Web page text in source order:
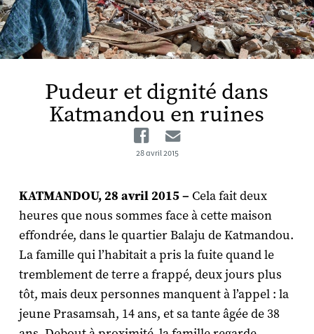
Pudeur et dignité dans
Katmandou en ruines
Facebook
28 avril 2015
KATMANDOU, 28 avril 2015 – Cela fait deux
heures que nous sommes face à cette maison
effondrée, dans le quartier Balaju de Katmandou.
La famille qui l’habitait a pris la fuite quand le
tremblement de terre a frappé, deux jours plus
tôt, mais deux personnes manquent à l’appel : la
jeune Prasamsah, 14 ans, et sa tante âgée de 38